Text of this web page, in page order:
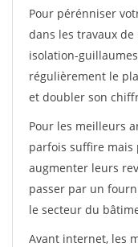
Pour pérénniser
dans les travaux
isolation-
régulièrement le
et doubler son
Pour les meilleurs
parfois suffire
augmenter leurs
passer par un
le secteur du
Avant internet, les